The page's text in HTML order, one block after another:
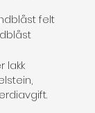
felt
lakk